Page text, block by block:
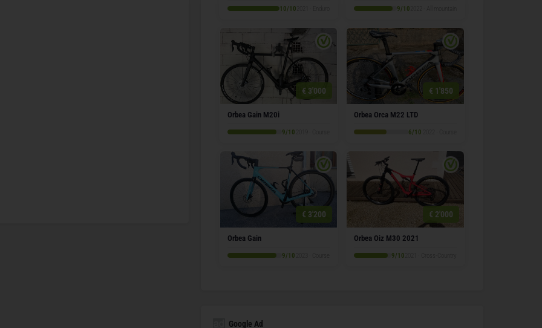
10/10 9/10
€ 3'000
Orbea Gain M20i
9/10
€ 1'850
Orbea Orca M22 LTD
6/10
€ 3'200
Orbea Gain
9/10
€ 2'000
Orbea Oiz M30 2021
9/10
Google Ad